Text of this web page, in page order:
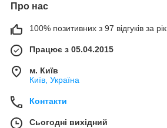
Про нас
100% позитивних з 97 відгуків за рік
Працює з 05.04.2015
м. Київ
Київ, Україна
Контакти
Сьогодні вихідний